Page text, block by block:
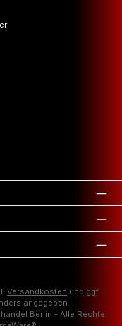
Versandkosten und ggf.
angegeben.
Berlin - Alle Rechte